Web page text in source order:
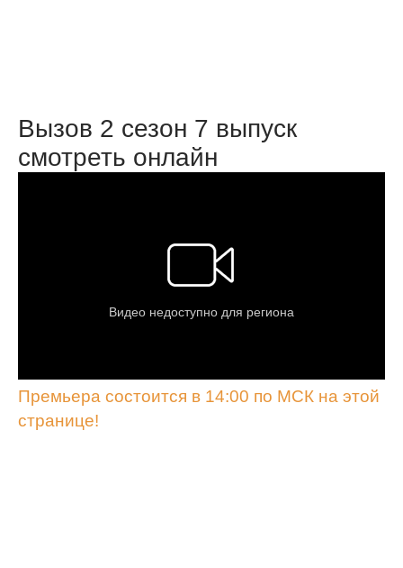
Вызов 2 сезон 7 выпуск
смотреть онлайн
Премьера состоится в 14:00 по МСК на этой
странице!